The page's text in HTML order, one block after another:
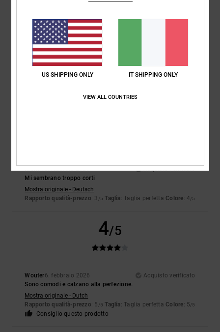
Taglia
Troppo piccolo Troppo grande
Materiale
Colore
Mirko18. febbraio 2026
Acquisto verificato
Mi sembrano troppo corti
Mostra originale - Deutsch
Rapporto qualità-prezzo: 3 /5 Taglia: Taglia perfetta Colore: 4/5
4/5
Wouter6. febbraio 2026
Acquisto verificato
Sono comodi e calzano alla perfezione.
Mostra originale - Dutch
Rapporto qualità-prezzo: 5 /5 Taglia: Taglia perfetta Colore: 5/5
Consiglio questo prodotto
US SHIPPING ONLY IT SHIPPING ONLY
VIEW ALL COUNTRIES